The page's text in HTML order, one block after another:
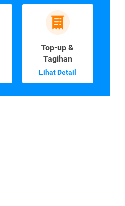
Top-up &
Tagihan
Lihat Detail